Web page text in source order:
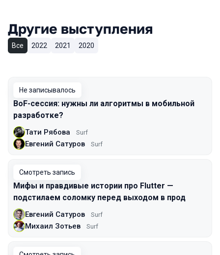
Другие выступления
Все 2022 2021 2020
Не записывалось
BoF-сессия: нужны ли алгоритмы в мобильной
разработке?
Тати Рябова Surf
Евгений Сатуров Surf
Смотреть запись
Мифы и правдивые истории про Flutter —
подстилаем соломку перед выходом в прод
Евгений Сатуров Surf
Михаил Зотьев Surf